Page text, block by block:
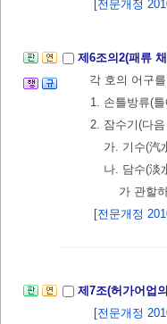
[전문개정
제6조의2(패류
각 호의 어구
1. 손틀방류(
2. 잠수기(다
가. 기수(汽
나. 담수(淡
가 관할
[전문개정
제7조(허가어업
[전문개정